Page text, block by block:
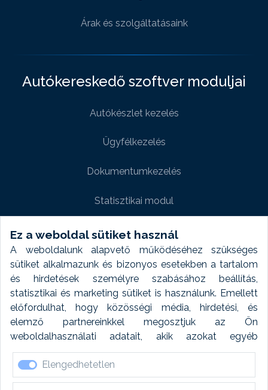
Ez a weboldal sütiket használ
A weboldalunk alapvető működéséhez szükséges
sütiket alkalmazunk és bizonyos esetekben a tartalom
és hirdetések személyre szabásához beállítás,
statisztikai és marketing sütiket is használunk. Emellett
előfordulhat, hogy közösségi média, hirdetési, és
elemző partnereinkkel megosztjuk az Ön
weboldalhasználati adatait, akik azokat egyéb
forrásokból gyűjtött adatokkal kombinálhatják. A sütik
elfogadásával kapcsolatosan naplózást végzünk és
ezen adatokat 6 hónap után automatikusan töröljük. A
Elengedhetetlen
Árak és szolgáltatásaink
Autókereskedő szoftver moduljai
Autókészlet kezelés
Ügyfélkezelés
Dokumentumkezelés
Statisztikai modul
Weboldal modul
Fényképtár extra modul
Autómosó modul
Feladatütemezés